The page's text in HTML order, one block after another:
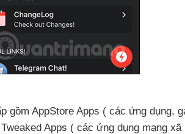
gồm AppStore Apps ( các ứng dụng,
Apps ( các ứng dụng mạng xã